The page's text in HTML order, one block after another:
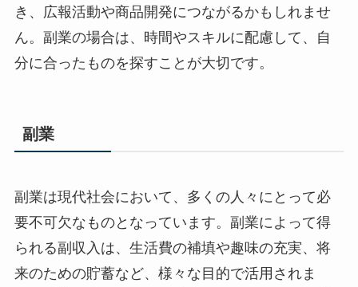
き、広報活動や商品開発につながるかもしれませ
ん。副業の場合は、時間やスキルに配慮して、自
分に合ったものを探すことが大切です。
副業
副業は現代社会において、多くの人々にとって必
要不可欠なものとなっています。副業によって得
られる副収入は、生活費の補填や趣味の充実、将
来のための貯蓄など、様々な目的で活用されま